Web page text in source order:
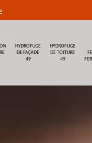
HYDROFUGE
DE FAÇADE
49
HYDROFUGE
DE TOITURE
49